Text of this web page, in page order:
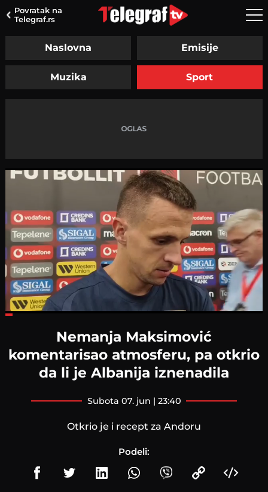
Povratak na
Telegraf.rs
Naslovna Emisije
Muzika Sport
Nemanja Maksimović
komentarisao atmosferu, pa otkrio
da li je Albanija iznenadila
subota 07. jun | 23:40
Otkrio je i recept za Andoru
Podeli: